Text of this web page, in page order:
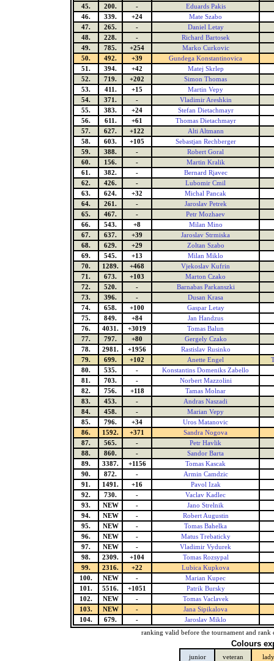
45.
200. -
Eduards Pakis
46.
339. +24
Mate Szabo
47.
265. -
Daniel Letay
48.
228. -
Richard Bartosek
49.
785. +254
Marko Curkovic
50.
492. +39
Gundega Konstantinovica
51.
394. +42
Matej Skrlep
52.
719. +202
Simon Thomas
53.
411. +15
Martin Vepy
54.
371. -
Vladimir Areshkin
55.
383. +24
Stefan Dietachmayr
56.
611. +61
Thomas Dietachmayr
57.
627. +122
Alti Altmann
58.
603. +105
Sebastjan Rechberger
59.
388. -
Robert Goral
60.
156. -
Martin Kralik
61.
382. -
Bernard Rjavec
62.
426. -
Lubomir Cmil
63.
624. +32
Michal Pancak
64.
261. -
Jaroslav Petrek
65.
467. -
Petr Mozhaev
66.
543. +8
Milan Mino
67.
637. +39
Jaroslav Strmiska
68.
629. +29
Zoltan Szabo
69.
545. +13
Milan Miklo
70.
1289. +468
Vjekoslav Kufrin
71.
673. +103
Marton Czako
72.
520. -
Barnabas Parkanszki
73.
396. -
Dusan Krasa
74.
658. +100
Gaspar Letay
75.
849. +84
Jan Handzus
76.
4031. +3019
Tomas Balun
77.
797. +80
Gergely Czako
78.
2981. +1956
Rastislav Rusinko
79.
699. +102 Anette Engel
80.
535. -
Konstantins Domeniks Zabello
81.
703. -
Norbert Mazzolini
82.
756. +118
Tamas Molnar
83.
453. -
Andras Naszadi
84.
458. -
Marian Vepy
85.
796. +34
Uros Matanovic
86.
1592. +371
Sandra Nogova
87.
565. -
Petr Havlik
88.
860. -
Sandor Barta
89.
3387. +1156
Tomas Kascak
90.
872. -
Armin Camdzic
91.
1491. +16
Pavol Izak
92.
730. -
Vaclav Kadlec
93.
NEW -
Jano Strelnik
94.
NEW -
Robert Augustin
95.
NEW -
Tomas Bahelka
96.
NEW -
Matus Trebaticky
97.
NEW -
Vladimir Vydurek
98.
2309. +104
Tomas Rozsypal
99.
2316. +22
Lubica Kupkova
100.
NEW -
Marian Kupec
101.
5516. +1051
Patrik Bursky
102.
NEW -
Tomas Vaclavek
103.
NEW -
Jana Sipikalova
104.
679. -
Jaroslav Miklo
ranking valid before the tournament and rank
Colours
junior veteran lady